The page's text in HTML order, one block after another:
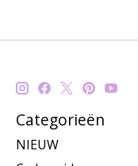
Categorieën
NIEUW